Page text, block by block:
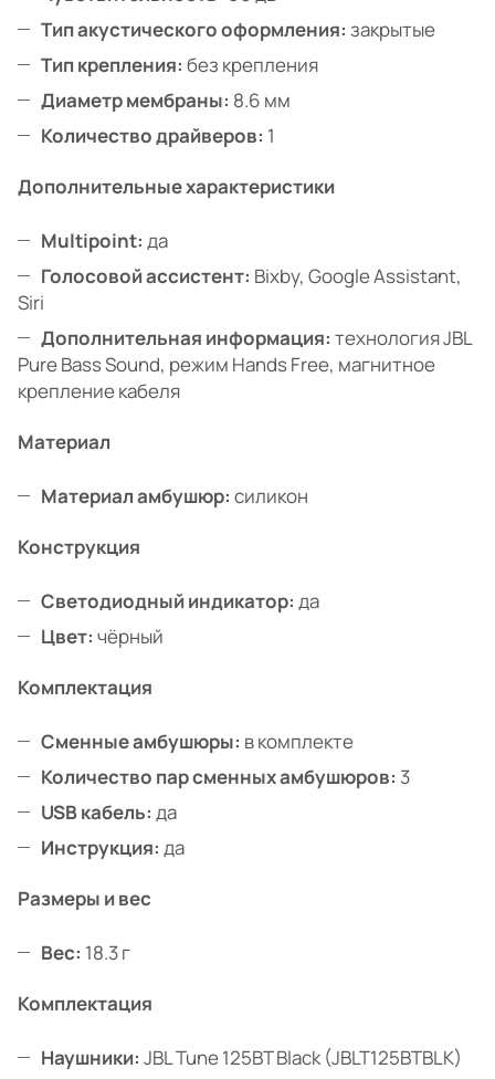
Тип акустического оформления: закрытые
Тип крепления: без крепления
Диаметр мембраны: 8.6 мм
Количество драйверов: 1
Дополнительные характеристики
Multipoint: да
Голосовой ассистент: Bixby, Google Assistant,
Siri
Дополнительная информация: технология JBL
Pure Bass Sound, режим Hands Free, магнитное
крепление кабеля
Материал
Материал амбушюр: силикон
Конструкция
Светодиодный индикатор: да
Цвет: чёрный
Комплектация
Сменные амбушюры: в комплекте
Количество пар сменных амбушюров: 3
USB кабель: да
Инструкция: да
Размеры и вес
Вес: 18.3 г
Комплектация
Наушники: JBL Tune 125BT Black (JBLT125BTBLK)